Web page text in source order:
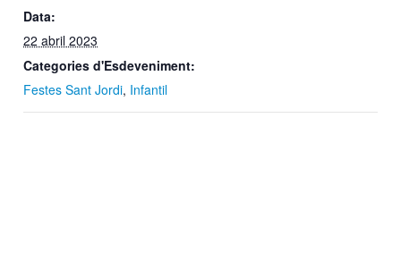
Data:
22 abril 2023
Categories d'Esdeveniment:
Festes Sant Jordi, Infantil